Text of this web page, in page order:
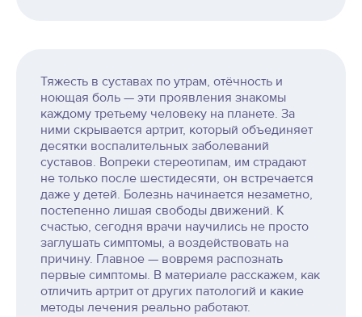
Тяжесть в суставах по утрам, отёчность и
ноющая боль — эти проявления знакомы
каждому третьему человеку на планете. За
ними скрывается артрит, который объединяет
десятки воспалительных заболеваний
суставов. Вопреки стереотипам, им страдают
не только после шестидесяти, он встречается
даже у детей. Болезнь начинается незаметно,
постепенно лишая свободы движений. К
счастью, сегодня врачи научились не просто
заглушать симптомы, а воздействовать на
причину. Главное — вовремя распознать
первые симптомы. В материале расскажем, как
отличить артрит от других патологий и какие
методы лечения реально работают.